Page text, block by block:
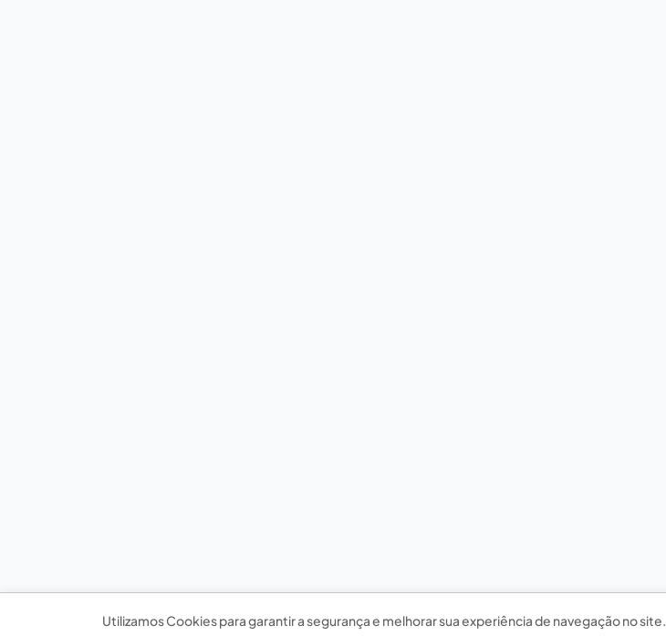
Utilizamos Cookies para garantir a segurança e melhorar sua experiência de navegação no site.